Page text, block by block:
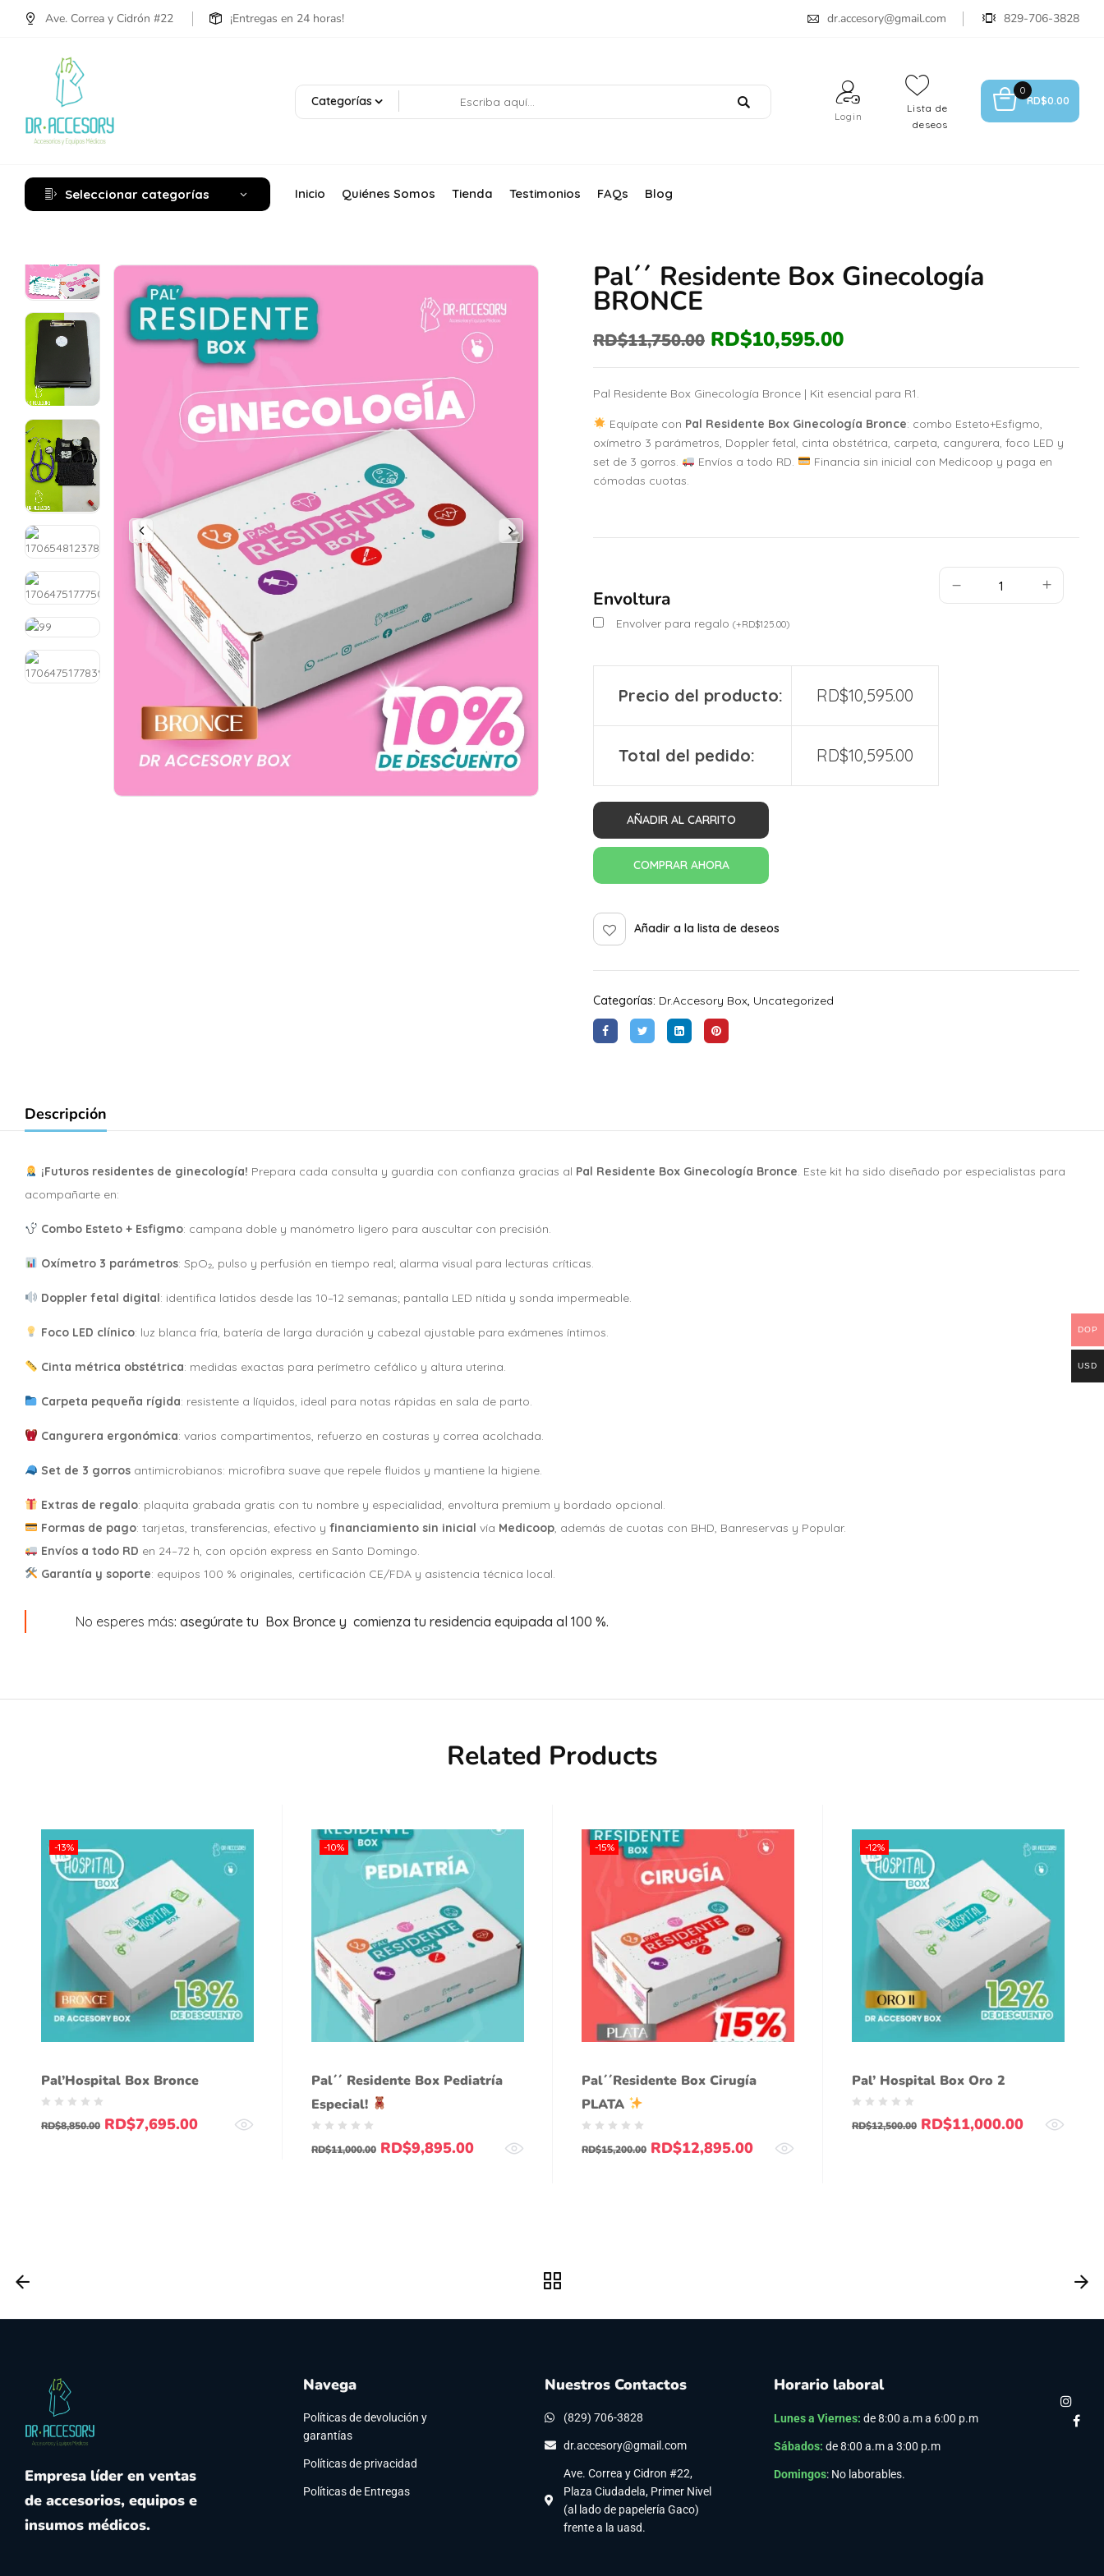
Ave. Correa y Cidrón #22 ¡Entregas en 24 horas! dr.accesory@gmail.com 829-706-3828
Categorías
Login
Lista de
deseos
0
RD$0.00
Seleccionar categorías Inicio Quiénes Somos Tienda Testimonios FAQs Blog
Pal´´ Residente Box Ginecología
BRONCE
RD$11,750.00 RD$10,595.00
Pal Residente Box Ginecología Bronce | Kit esencial para R1.
Equípate con Pal Residente Box Ginecología Bronce: combo Esteto+Esfigmo,
oxímetro 3 parámetros, Doppler fetal, cinta obstétrica, carpeta, cangurera, foco LED y
set de 3 gorros.
Envíos a todo RD.
Financia sin inicial con Medicoop y paga en
cómodas cuotas.
Envoltura
Envolver para regalo (+RD$125.00)
Precio del producto: RD$10,595.00
Total del pedido: RD$10,595.00
AÑADIR AL CARRITO
COMPRAR AHORA
Añadir a la lista de deseos
Categorías: Dr.accesory Box Uncategorized
Descripción
¡Futuros residentes de ginecología! Prepara cada consulta y guardia con confianza gracias al Pal Residente Box Ginecología Bronce . Este kit ha sido diseñado por especialistas para
acompañarte en:
Combo Esteto + Esfigmo: campana doble y manómetro ligero para auscultar con precisión.
Oxímetro 3 parámetros: SpO₂, pulso y perfusión en tiempo real; alarma visual para lecturas críticas.
Doppler fetal digital: identifica latidos desde las 10–12 semanas; pantalla LED nítida y sonda impermeable.
Foco LED clínico: luz blanca fría, batería de larga duración y cabezal ajustable para exámenes íntimos.
Cinta métrica obstétrica: medidas exactas para perímetro cefálico y altura uterina.
Carpeta pequeña rígida: resistente a líquidos, ideal para notas rápidas en sala de parto.
Cangurera ergonómica: varios compartimentos, refuerzo en costuras y correa acolchada.
Set de 3 gorrosantimicrobianos: microfibra suave que repele fluidos y mantiene la higiene.
Extras de regalo: plaquita grabada gratis con tu nombre y especialidad, envoltura premium y bordado opcional.
Formas de pago: tarjetas, transferencias, efectivo y financiamiento sin inicial vía Medicoop, además de cuotas con BHD, Banreservas y Popular.
Envíos a todo RD en 24–72 h, con opción express en Santo Domingo.
Garantía y soporte: equipos 100 % originales, certificación CE/FDA y asistencia técnica local.
No esperes más: asegúrate tu Box Bronce y comienza tu residencia equipada al 100 %.
Related Products
-13%
Pal’Hospital Box Bronce
RD$8,850.00 RD$7,695.00
-10%
Pal´´ Residente Box Pediatría
Especial!
RD$11,000.00 RD$9,895.00
-15%
Pal´´Residente Box Cirugía
PLATA
RD$15,200.00 RD$12,895.00
-12%
Pal’ Hospital Box Oro 2
RD$12,500.00 RD$11,000.00
Empresa líder en ventas
de accesorios, equipos e
insumos médicos.
Navega
Políticas de devolución y
garantías
Políticas de privacidad
Políticas de Entregas
Nuestros Contactos
(829) 706-3828
dr.accesory@gmail.com
Ave. Correa y Cidron #22,
Plaza Ciudadela, Primer Nivel
(al lado de papelería Gaco)
frente a la uasd.
Horario laboral
Lunes a Viernes:de 8:00 a.m a 6:00 p.m
Sábados:de 8:00 a.m a 3:00 p.m
Domingos: No laborables.
DOP
USD